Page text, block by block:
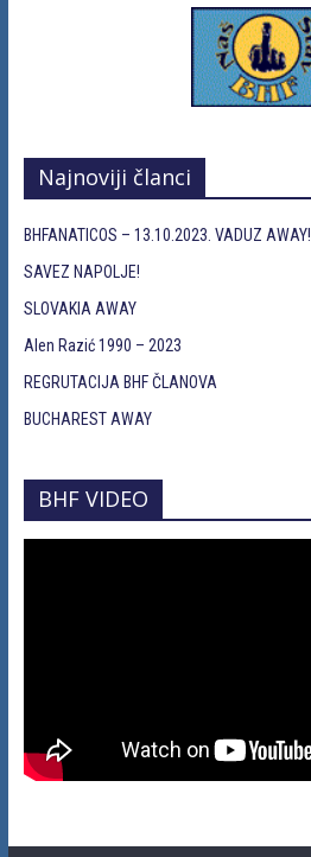
Najnoviji članci
BHFANATICOS – 13.10.2023. VADUZ AWAY!
SAVEZ NAPOLJE!
SLOVAKIA AWAY
Alen Razić 1990 – 2023
REGRUTACIJA BHF ČLANOVA
BUCHAREST AWAY
BHF VIDEO